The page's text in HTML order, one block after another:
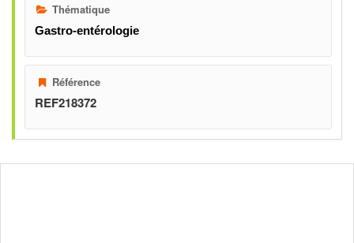
Thématique
Gastro-entérologie
Référence
REF218372